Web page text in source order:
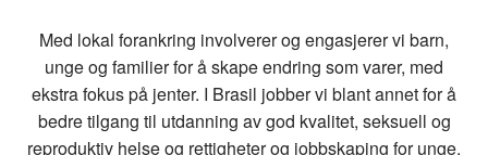
Med lokal forankring involverer og engasjerer vi barn,
unge og familier for å skape endring som varer, med
ekstra fokus på jenter. I Brasil jobber vi blant annet for å
bedre tilgang til utdanning av god kvalitet, seksuell og
reproduktiv helse og rettigheter og jobbskaping for unge.